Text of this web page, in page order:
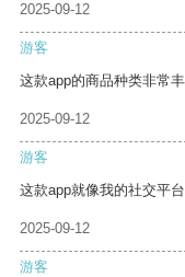
2025-09-12
游客
这款app的商品种类非常
2025-09-12
游客
这款app就像我的社交平
2025-09-12
游客